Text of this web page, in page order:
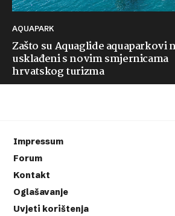
AQUAPARK
Zašto su Aquaglide aquaparkovi
usklađeni s novim smjernicama
hrvatskog turizma
Impressum
Forum
Kontakt
Oglašavanje
Uvjeti korištenja